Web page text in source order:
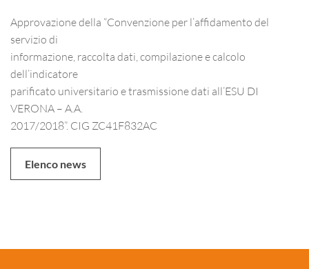
Approvazione della “Convenzione per l’affidamento del
servizio di
informazione, raccolta dati, compilazione e calcolo
dell’indicatore
parificato universitario e trasmissione dati all’ESU DI
VERONA – A.A.
2017/2018”. CIG ZC41F832AC
Elenco news